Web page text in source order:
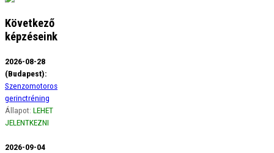
Következő
képzéseink
2026-08-28
(Budapest):
Szenzomotoros
gerinctréning
Állapot: LEHET
JELENTKEZNI
2026-09-04